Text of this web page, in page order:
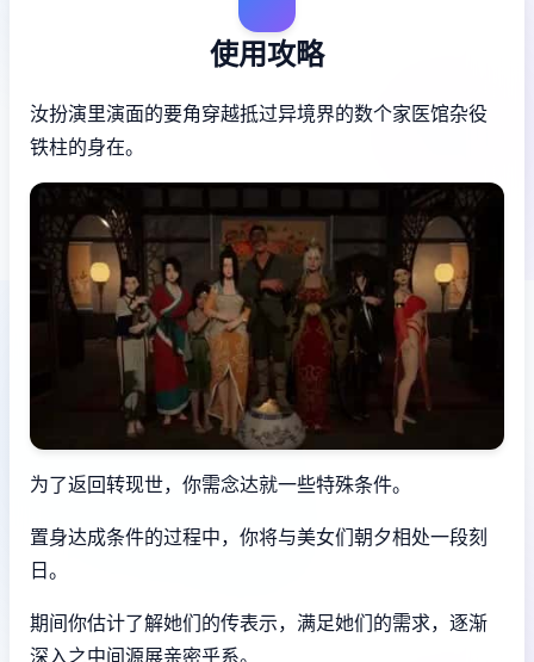
使用攻略
汝扮演里演面的要角穿越抵过异境界的数个家医馆杂役
铁柱的身在。
为了返回转现世，你需念达就一些特殊条件。
置身达成条件的过程中， 你将与美女们朝夕相处一段刻
日。
期间你估计了解她们的传表示，满足她们的需求，逐渐
深入之中间源展亲密乎系。